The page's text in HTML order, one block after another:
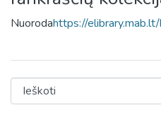
Nuorodahttps://